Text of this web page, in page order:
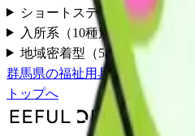
ショートステイ
（4種別）
入所系 （10種別）
地域密着型 （5種別）
群馬県の福祉用具販売一覧
トップへ